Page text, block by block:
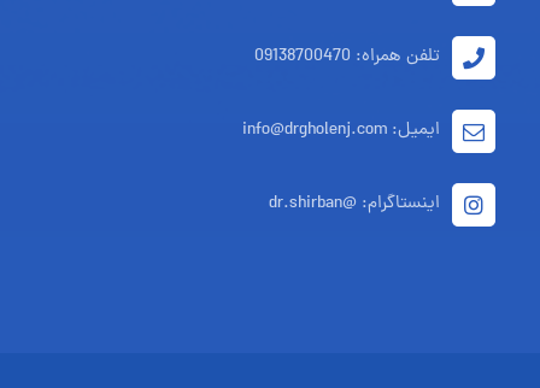
تلفن همراه: 09138700470
ایمیل: info@drgholenj.com
اینستاگرام: @dr.shirban